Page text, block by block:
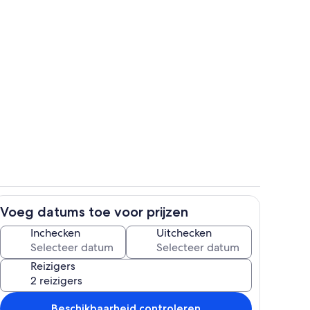
buitenkant Interieur
Voeg datums toe voor prijzen
Inchecken Uitchecken
Reizigers